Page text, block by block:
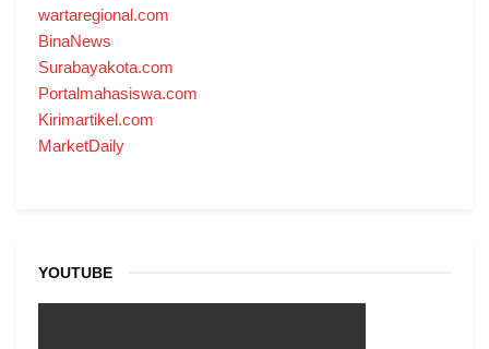
wartaregional.com
BinaNews
Surabayakota.com
Portalmahasiswa.com
Kirimartikel.com
MarketDaily
YOUTUBE